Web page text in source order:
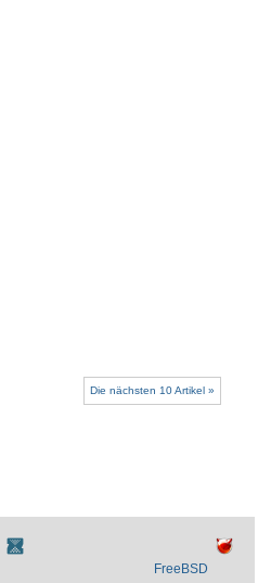
Die nächsten 10 Artikel »
FreeBSD